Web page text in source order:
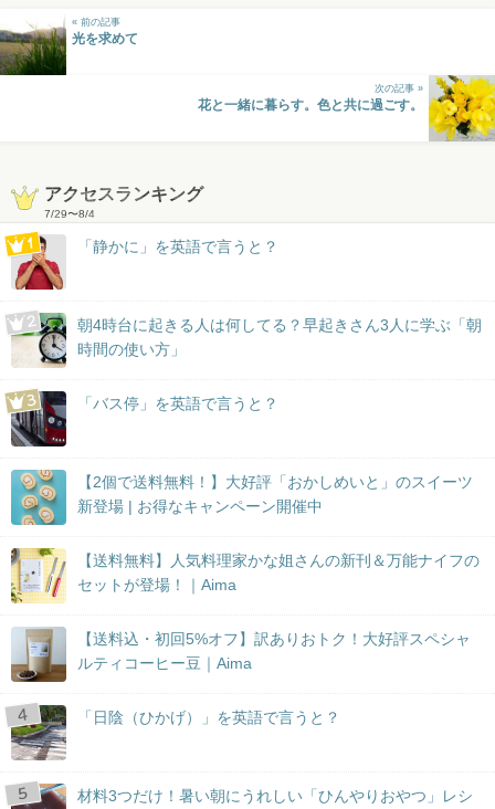
« 前の記事
光を求めて
次の記事 »
花と一緒に暮らす。色と共に過ごす。
アクセスランキング
7/29〜8/4
「静かに」を英語で言うと？
朝4時台に起きる人は何してる？早起きさん3人に学ぶ「朝
時間の使い方」
「バス停」を英語で言うと？
【2個で送料無料！】大好評「おかしめいと」のスイーツ
新登場 | お得なキャンペーン開催中
【送料無料】人気料理家かな姐さんの新刊＆万能ナイフの
セットが登場！｜Aima
【送料込・初回5%オフ】訳ありおトク！大好評スペシャ
ルティコーヒー豆｜Aima
「日陰（ひかげ）」を英語で言うと？
材料3つだけ！暑い朝にうれしい「ひんやりおやつ」レシ